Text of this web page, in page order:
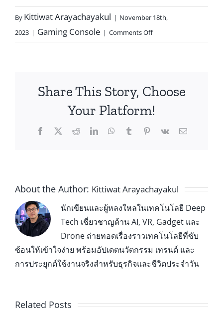
By Kittiwat Arayachayakul | November 18th,
2023 | Gaming Console | Comments Off
Share This Story, Choose
Your Platform!
About the Author: Kittiwat Arayachayakul
นักเขียนและผู้หลงใหลในเทคโนโลยี Deep
Tech เชี่ยวชาญด้าน AI, VR, Gadget และ
Drone ถ่ายทอดเรื่องราวเทคโนโลยีที่ซับ
ซ้อนให้เข้าใจง่าย พร้อมอัปเดตนวัตกรรม เทรนด์ และ
การประยุกต์ใช้งานจริงสำหรับธุรกิจและชีวิตประจำวัน
Related Posts